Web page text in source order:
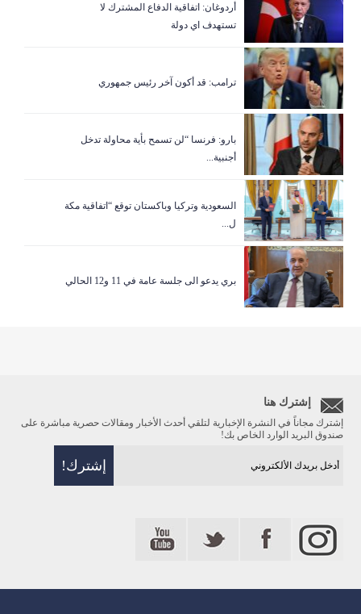
أردوغان: اتفاقية الدفاع المشترك لا
تستهدف اي دولة
ترامب: قد أكون آخر رئيس جمهوري
بارو: فرنسا “لن تسمح بأية محاولة تدخل
أجنبية...
السعودية وتركيا وباكستان توقع “اتفاقية مكة
ل...
بري يدعو الى جلسة عامة في 11 و12 الحالي
إشترك هنا
إشترك مجاناً في النشرة الإخبارية لتلقي أحدث الأخبار ومقالات حصرية مباشرة على
صندوق البريد الوارد الخاص بك!